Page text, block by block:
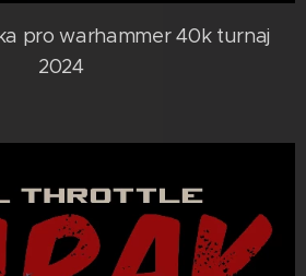
pro warhammer 40k turnaj
2024